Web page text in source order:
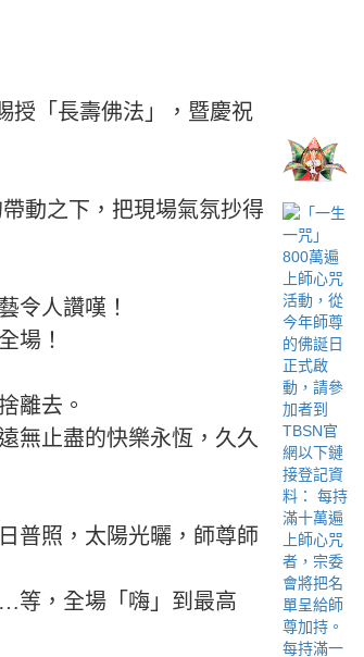
授「長壽佛法」，暨慶祝
動之下，把現場氣氛抄得
令人讚嘆！
場！
離去。
無止盡的快樂永恆，久久
普照，太陽光曬，師尊師
等，全場「嗨」到最高